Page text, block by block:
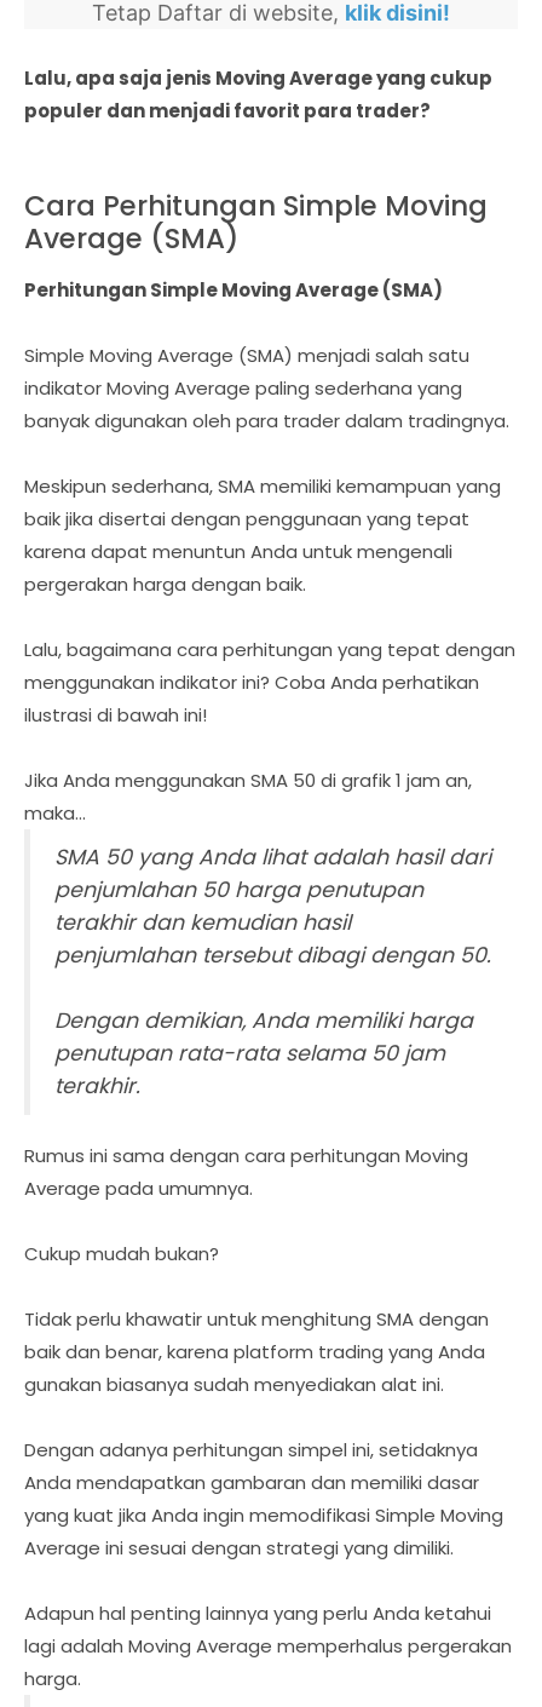
Tetap Daftar di website, klik disini!
Lalu, apa saja jenis Moving Average yang cukup
populer dan menjadi favorit para trader?
Cara Perhitungan Simple Moving
Average (SMA)
Perhitungan Simple Moving Average (SMA)
Simple Moving Average (SMA) menjadi salah satu
indikator Moving Average paling sederhana yang
banyak digunakan oleh para trader dalam tradingnya.
Meskipun sederhana, SMA memiliki kemampuan yang
baik jika disertai dengan penggunaan yang tepat
karena dapat menuntun Anda untuk mengenali
pergerakan harga dengan baik.
Lalu, bagaimana cara perhitungan yang tepat dengan
menggunakan indikator ini? Coba Anda perhatikan
ilustrasi di bawah ini!
Jika Anda menggunakan SMA 50 di grafik 1 jam an,
maka...
SMA 50 yang Anda lihat adalah hasil dari
penjumlahan 50 harga penutupan
terakhir dan kemudian hasil
penjumlahan tersebut dibagi dengan 50.
Dengan demikian, Anda memiliki harga
penutupan rata-rata selama 50 jam
terakhir.
Rumus ini sama dengan cara perhitungan Moving
Average pada umumnya.
Cukup mudah bukan?
Tidak perlu khawatir untuk menghitung SMA dengan
baik dan benar, karena platform trading yang Anda
gunakan biasanya sudah menyediakan alat ini.
Dengan adanya perhitungan simpel ini, setidaknya
Anda mendapatkan gambaran dan memiliki dasar
yang kuat jika Anda ingin memodifikasi Simple Moving
Average ini sesuai dengan strategi yang dimiliki.
Adapun hal penting lainnya yang perlu Anda ketahui
lagi adalah Moving Average memperhalus pergerakan
harga.